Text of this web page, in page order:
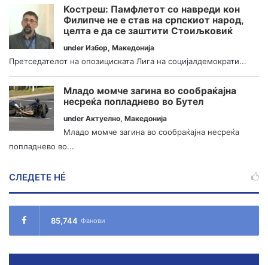
Костреш: Памфлетот со навреди кон
Филипче не е став на српскиот народ,
целта е да се заштити Стоиљковиќ
under Избор, Македонија
Претседателот на опозициската Лига на социјалдемократи...
Младо момче загина во сообраќајна
несреќа попладнево во Бутел
under Актуелно, Македонија
Младо момче загина во сообраќајна несреќа
попладнево во...
СЛЕДЕТЕ НÉ
85,744 Фанови